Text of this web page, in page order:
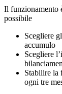
Il funzionamento
possibile
Scegliere
accumulo
Scegliere
Stabilire la
ogni tre